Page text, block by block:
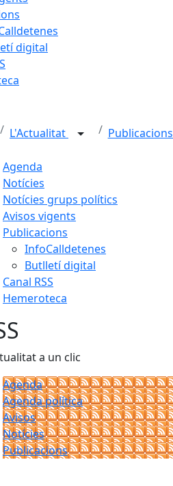
digital
L'Actualitat Publicacions
Agenda
Notícies
Notícies grups polítics
Avisos vigents
Publicacions
InfoCalldetenes
Butlletí digital
Canal RSS
Hemeroteca
a un clic
Agenda
Agenda política
Avisos
Notícies
Publicacions